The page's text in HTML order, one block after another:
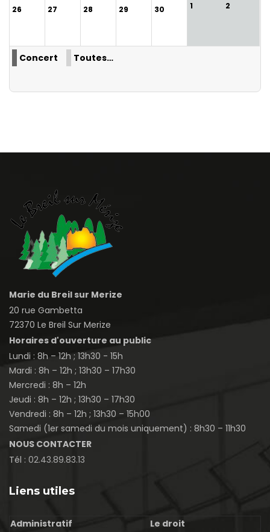
26 27 28 29 30 1 2
Concert Toutes…
Marie du Breil sur Merize
20 rue Gambetta
72370 Le Breil Sur Merize
Horaires d'ouverture au public
Lundi : 8h – 12h ; 13h30 - 15h
Mardi : 8h – 12h ; 13h30 – 17h30
Mercredi : 8h – 12h
Jeudi : 8h – 12h ; 13h30 – 17h30
Vendredi : 8h – 12h ; 13h30 – 15h00
Samedi (1er samedi du mois uniquement) : 8h30 – 11h30
NOUS CONTACTER
Tél : 02.43.89.83.13
Liens utiles
Administratif
Le droit